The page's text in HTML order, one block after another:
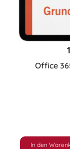
gewählt
Office
In den